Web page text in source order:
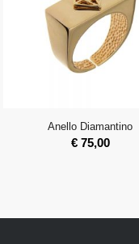
Anello Diamantino
€75,00